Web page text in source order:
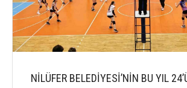
NİLÜFER BELEDİYESİ’NİN BU YIL